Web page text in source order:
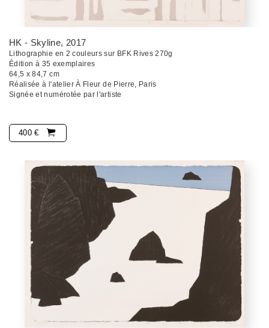
HK - Skyline, 2017
Lithographie en 2 couleurs sur BFK Rives 270g
Édition à 35 exemplaires
64,5 x 84,7 cm
Réalisée à l'atelier À Fleur de Pierre, Paris
Signée et numérotée par l'artiste
400 €